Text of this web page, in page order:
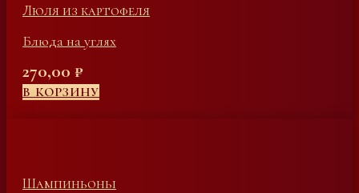
Люля из картофеля
Блюда на углях
270,00 ₽
В КОРЗИНУ
Шампиньоны